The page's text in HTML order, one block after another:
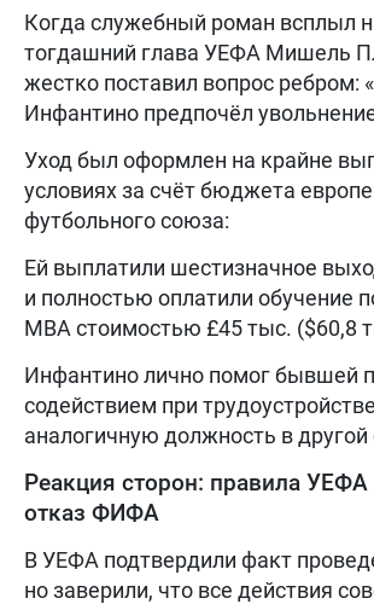
Когда служебный роман всплыл
тогдашний глава УЕФА Мишель
жестко поставил вопрос ребром:
Инфантино предпочёл
Уход был оформлен на крайне
условиях за счёт бюджета
футбольного союза:
Ей выплатили шестизначное
и полностью оплатили обучение
MBA стоимостью £45 тыс. ($60,8
Инфантино лично помог бывшей
содействием при
аналогичную должность в другой
Реакция сторон: правила
отказ ФИФА
В УЕФА подтвердили факт
но заверили, что все действия